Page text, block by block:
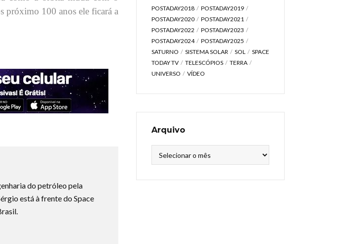
próximo 100 anos ele ficará a
do petróleo pela
está à frente do Space
POSTADAY2018
POSTADAY2019
POSTADAY2020
POSTADAY2021
POSTADAY2022
POSTADAY2023
POSTADAY2024
POSTADAY2025
SATURNO
SISTEMA SOLAR SOL
SPACE
TODAY TV
TELESCÓPIOS
TERRA
UNIVERSO
VÍDEO
Arquivo